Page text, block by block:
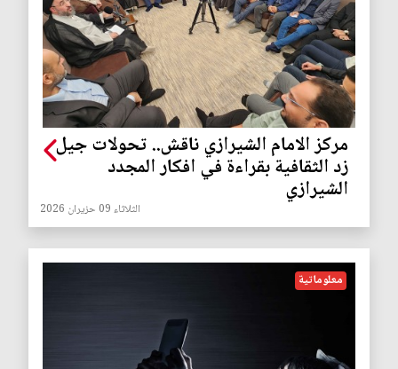
مركز الامام الشيرازي ناقش.. تحولات جيل
زد الثقافية بقراءة في افكار المجدد
الشيرازي
الثلاثاء 09 حزيران 2026
معلوماتية